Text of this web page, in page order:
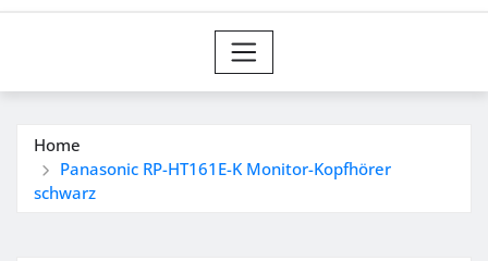
Home
Panasonic RP-HT161E-K Monitor-Kopfhörer
schwarz